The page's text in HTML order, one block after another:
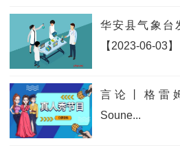
华安县气象台
【2023-06-03】
言论丨格雷
Soune...